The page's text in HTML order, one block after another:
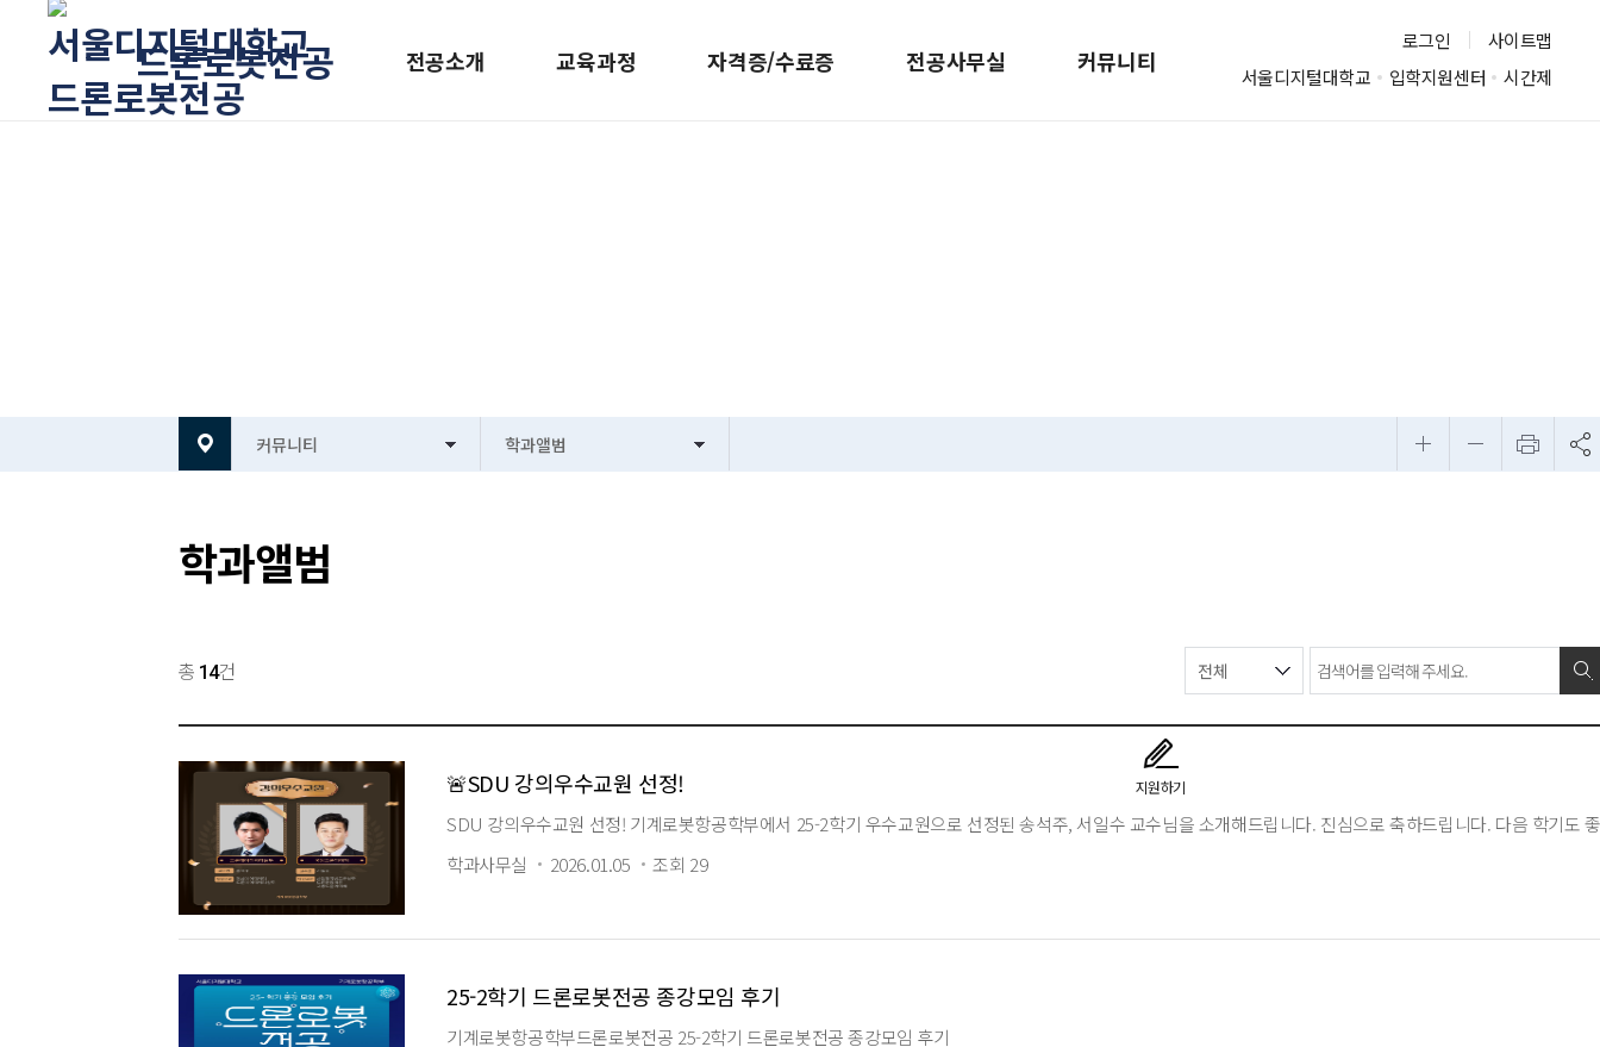
서울디지털대학교 입학지원센터 시간제
로그인 사이트맵
드론로봇전공 전공소개 교육과정 자격증/수료증 전공사무실 커뮤니티
지원하기
커뮤니티 학과앨범
학과앨범
총 14건
🚨SDU 강의우수교원 선정!
SDU 강의우수교원 선정! 기계로봇항공학부에서 25-2학기 우수교원으로 선정된 송석주, 서일수 교수님을 소개해드립니다. 진심으로 축하드립니다. 다음 학기도
학과사무실
2026.01.05 조회 29
25-2학기 드론로봇전공 종강모임 후기
기계로봇항공학부드론로봇전공 25-2학기 드론로봇전공 종강모임 후기